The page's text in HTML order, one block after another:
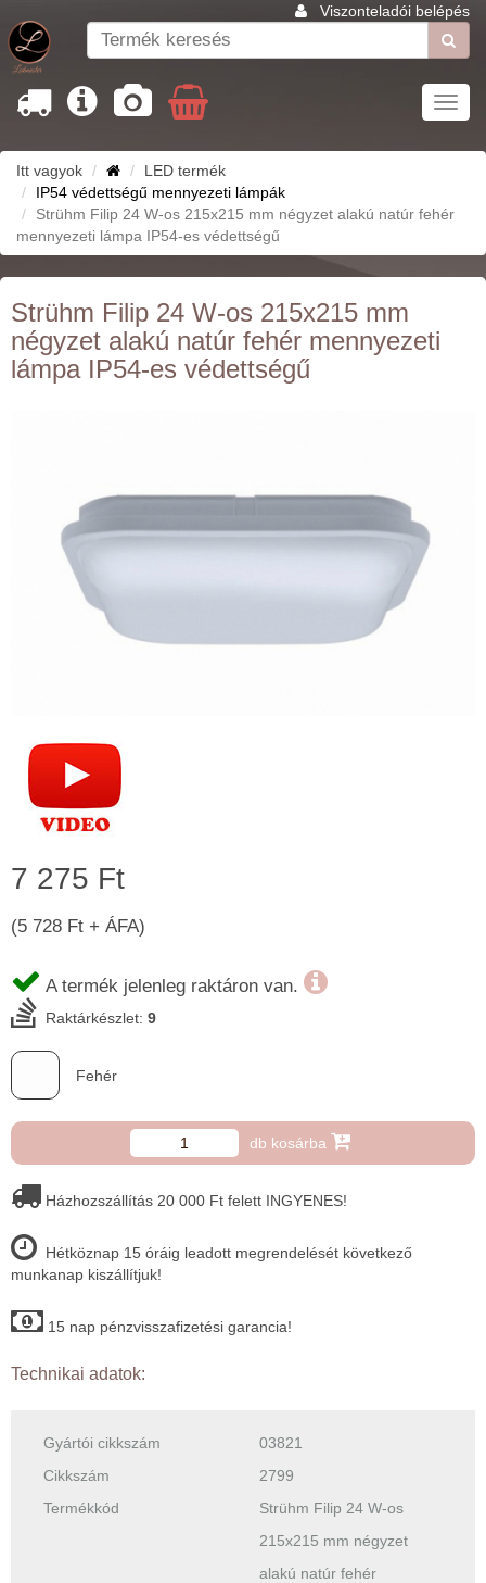
Viszonteladói belépés
Itt vagyok
LED termék
IP54 védettségű mennyezeti lámpák
Strühm Filip 24 W-os 215x215 mm négyzet alakú natúr fehér
mennyezeti lámpa IP54-es védettségű
Strühm Filip 24 W-os 215x215 mm
négyzet alakú natúr fehér mennyezeti
lámpa IP54-es védettségű
7 275 Ft
(5 728 Ft + ÁFA)
A termék jelenleg raktáron van.
Raktárkészlet: 9
Fehér
db kosárba
Házhozszállítás 20 000 Ft felett INGYENES!
Hétköznap 15 óráig leadott megrendelését következő
munkanap kiszállítjuk!
15 nap pénzvisszafizetési garancia!
Technikai adatok:
Gyártói cikkszám
03821
Cikkszám
2799
Termékkód
Strühm Filip 24 W-os
215x215 mm négyzet
alakú natúr fehér